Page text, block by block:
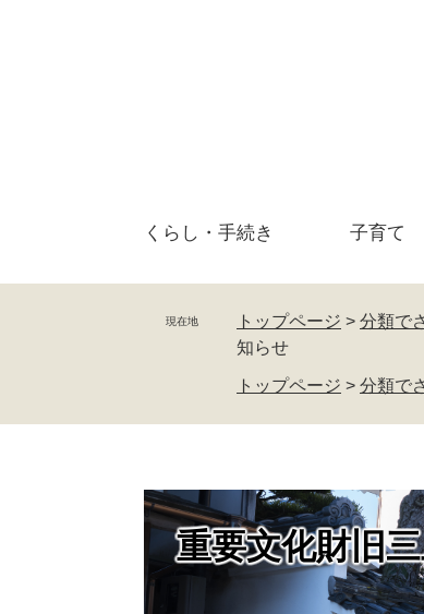
くらし・ 手続き 子育て
現在地 トップページ > 分類で
知らせ
トップページ > 分類で
重要文化財旧